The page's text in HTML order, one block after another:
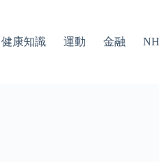
健康知識 運動 金融